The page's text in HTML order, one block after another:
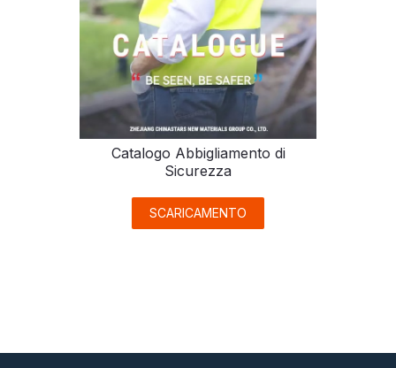
Catalogo Abbigliamento di
Sicurezza
SCARICAMENTO